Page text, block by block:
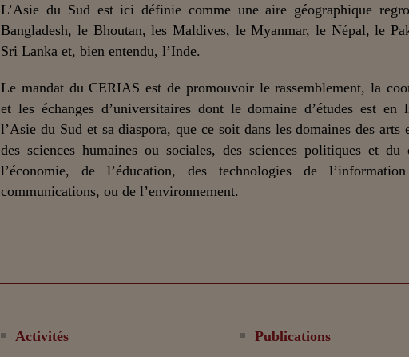
L’Asie du Sud est ici définie comme une aire géographique
Bangladesh, le Bhoutan, les Maldives, le Myanmar, le Népal, le
Sri Lanka et, bien entendu, l’Inde.
Le mandat du CERIAS est de promouvoir le rassemblement, la
et les échanges d’universitaires dont le domaine d’études est en
l’Asie du Sud et sa diaspora, que ce soit dans les domaines des arts
des sciences humaines ou sociales, des sciences politiques et du
l’économie, de l’éducation, des technologies de
communications, ou de l’environnement.
Activités
Publications